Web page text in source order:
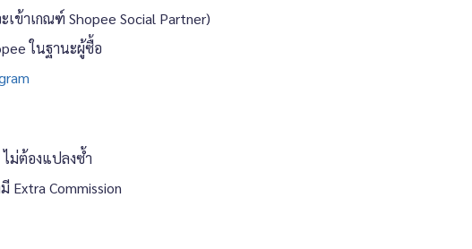
ข้าเกณฑ์ Shopee Social Partner)
ในฐานะผู้ซื้อ
ม่ต้องแปลงซ้ำ
Commission